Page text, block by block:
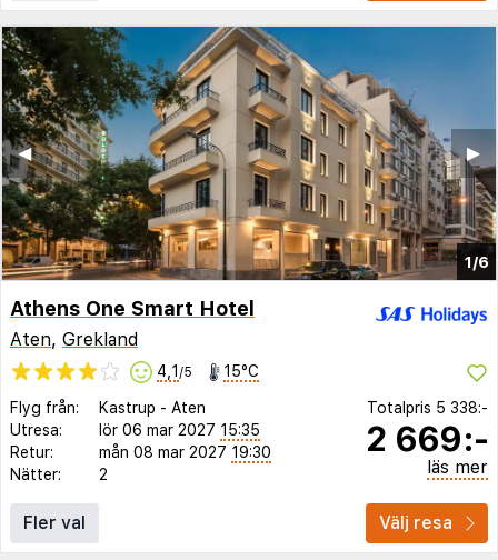
1/6
▶︎
◀︎
Athens One Smart Hotel
Aten, Grekland
4,1 /5 15°C
Flyg från: Kastrup - Aten
Utresa:
lör 06 mar 2027 15:35
Retur:
mån 08 mar 2027 19:30
Nätter:
2
Totalpris 5 338:-
2 669:-
läs mer
Fler val Välj resa